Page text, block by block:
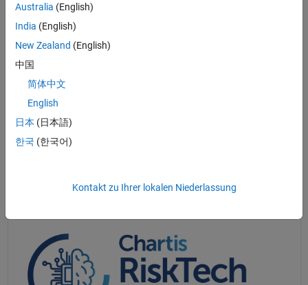
Automatische Abstimmung von Hyperparametern
Merkmalsauswahl
Möglichkeit, mit demselben Code
und Cluster zu skalieren
Automatische Generierung von C/C++ oder GPU-Code
Algorithmen
Schnellere Ausführung
Australia (English)
India (English)
New Zealand (English)
中国
简体中文
English
日本 (日本語)
한국 (한국어)
Kontakt zu Ihrer lokalen Niederlassung